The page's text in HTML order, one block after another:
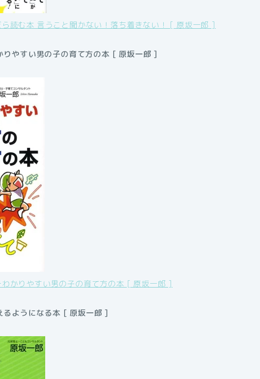
読む本 言うこと聞かない！落ち着きない！ [ 原坂一郎 ]
りやすい男の子の育て方の本 [ 原坂一郎 ]
かりやすい男の子の育て方の本 [ 原坂一郎 ]
るようになる本 [ 原坂一郎 ]